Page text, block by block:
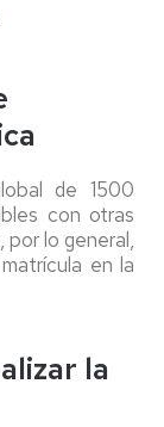
de 1500
con otras
por lo general,
en la
la